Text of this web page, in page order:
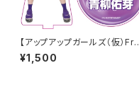
【アップアップガールズ（仮）Fro
m ZERO〜 でっかい夏に向け
ての前哨戦 〜】Wa! Ha! Ha! H
¥1,500